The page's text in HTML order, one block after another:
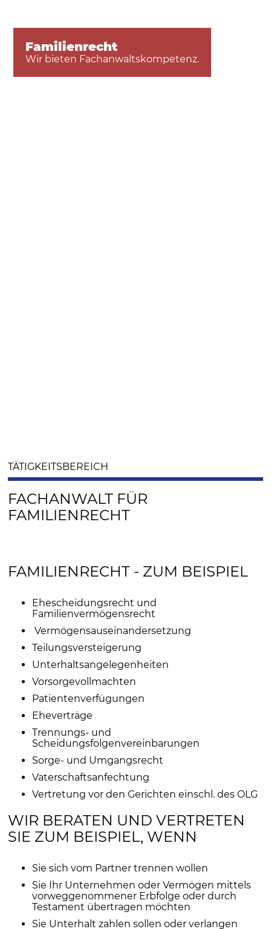
Familienrecht
Wir bieten Fachanwaltskompetenz.
TÄTIGKEITSBEREICH
FACHANWALT FÜR
FAMILIENRECHT
FAMILIENRECHT - ZUM BEISPIEL
Ehescheidungsrecht und
Familienvermögensrecht
Vermögensauseinandersetzung
Teilungsversteigerung
Unterhaltsangelegenheiten
Vorsorgevollmachten
Patientenverfügungen
Eheverträge
Trennungs- und
Scheidungsfolgenvereinbarungen
Sorge- und Umgangsrecht
Vaterschaftsanfechtung
Vertretung vor den Gerichten einschl. des OLG
WIR BERATEN UND VERTRETEN
SIE ZUM BEISPIEL, WENN
Sie sich vom Partner trennen wollen
Sie Ihr Unternehmen oder Vermögen mittels
vorweggenommener Erbfolge oder durch
Testament übertragen möchten
Sie Unterhalt zahlen sollen oder verlangen